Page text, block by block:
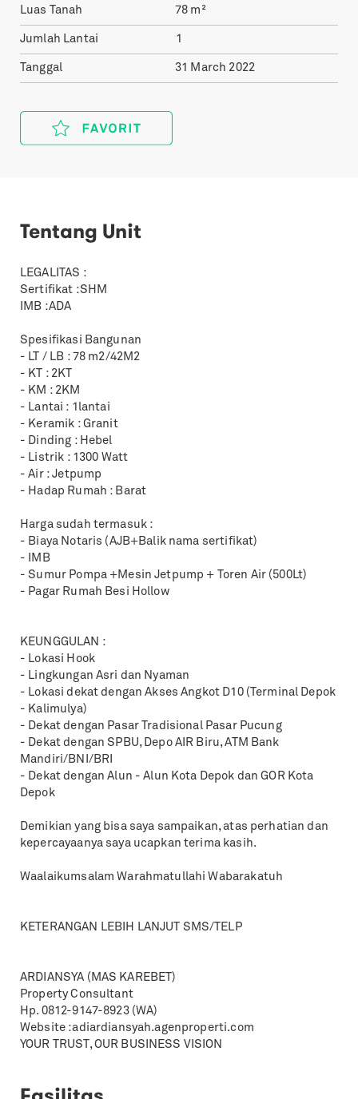
Luas Tanah 78 m²
Jumlah Lantai 1
Tanggal 31 March 2022
Tentang Unit
LEGALITAS :
Sertifikat :SHM
IMB :ADA
Spesifikasi Bangunan
- LT / LB : 78 m2/42M2
- KT : 2KT
- KM : 2KM
- Lantai : 1lantai
- Keramik : Granit
- Dinding : Hebel
- Listrik : 1300 Watt
- Air : Jetpump
- Hadap Rumah : Barat
Harga sudah termasuk :
- Biaya Notaris (AJB+Balik nama sertifikat)
- IMB
- Sumur Pompa +Mesin Jetpump + Toren Air (500Lt)
- Pagar Rumah Besi Hollow
KEUNGGULAN :
- Lokasi Hook
- Lingkungan Asri dan Nyaman
- Lokasi dekat dengan Akses Angkot D10 (Terminal Depok
- Kalimulya)
- Dekat dengan Pasar Tradisional Pasar Pucung
- Dekat dengan SPBU, Depo AIR Biru, ATM Bank
Mandiri/BNI/BRI
- Dekat dengan Alun - Alun Kota Depok dan GOR Kota
Depok
Demikian yang bisa saya sampaikan, atas perhatian dan
kepercayaanya saya ucapkan terima kasih.
Waalaikumsalam Warahmatullahi Wabarakatuh
KETERANGAN LEBIH LANJUT SMS/TELP
ARDIANSYA (MAS KAREBET)
Property Consultant
Hp. 0812-9147-8923 (WA)
Website :adiardiansyah.agenproperti.com
YOUR TRUST, OUR BUSINESS VISION